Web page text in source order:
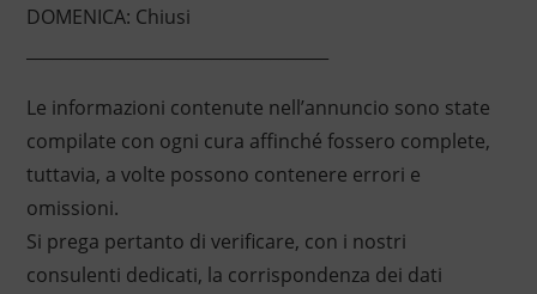
DOMENICA: Chiusi
Le informazioni contenute nell’annuncio sono state
compilate con ogni cura affinché fossero complete,
tuttavia, a volte possono contenere errori e
omissioni.
Si prega pertanto di verificare, con i nostri
consulenti dedicati, la corrispondenza dei dati